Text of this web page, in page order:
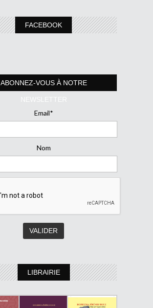
FACEBOOK
ABONNEZ-VOUS À NOTRE
NEWSLETTER
Email*
Nom
LIBRAIRIE